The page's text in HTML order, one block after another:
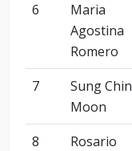
6
Maria
Agostina
Romero
7
Sung Chin
Moon
8
Rosario